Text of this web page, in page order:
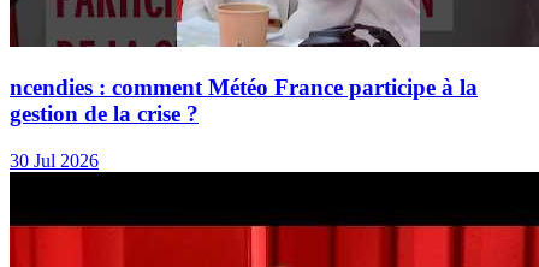
ncendies : comment Météo France participe à la
gestion de la crise ?
30 Jul 2026